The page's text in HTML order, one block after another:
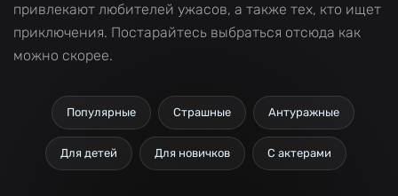
привлекают любителей ужасов, а также тех, кто ищет
приключения. Постарайтесь выбраться отсюда как
можно скорее.
Популярные Страшные Антуражные
Для детей Для новичков С актерами